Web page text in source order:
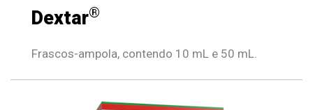
Dextar®
Frascos-ampola, contendo 10 mL e 50 mL.